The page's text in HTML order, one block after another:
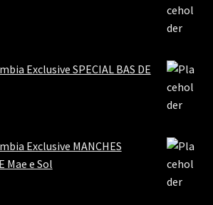
Exclusive SPECIAL BAS DE
Exclusive MANCHES
Mae e Sol